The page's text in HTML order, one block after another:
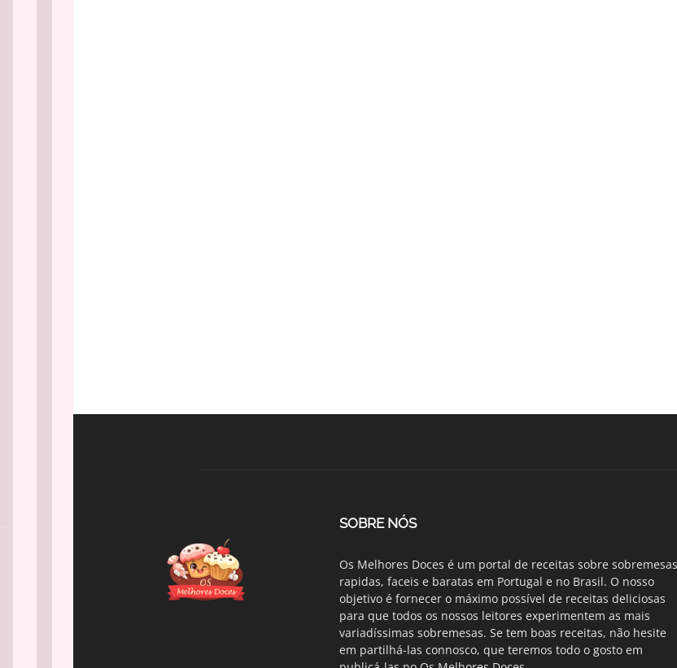
SOBRE NÓS
Os Melhores Doces é um portal de receitas sobre sobremesas
rapidas, faceis e baratas em Portugal e no Brasil. O nosso
objetivo é fornecer o máximo possível de receitas deliciosas
para que todos os nossos leitores experimentem as mais
variadíssimas sobremesas. Se tem boas receitas, não hesite
em partilhá-las connosco, que teremos todo o gosto em